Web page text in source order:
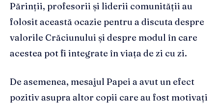
Părinții, profesorii și liderii comunității au
folosit această ocazie pentru a discuta despre
valorile Crăciunului și despre modul în care
acestea pot fi integrate în viața de zi cu zi.
De asemenea, mesajul Papei a avut un efect
pozitiv asupra altor copii care au fost motivați